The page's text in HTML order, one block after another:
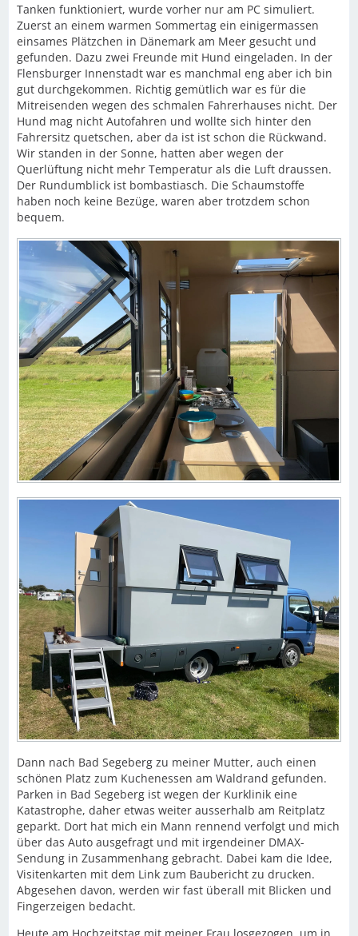
Tanken funktioniert, wurde vorher nur am PC simuliert.
Zuerst an einem warmen Sommertag ein einigermassen
einsames Plätzchen in Dänemark am Meer gesucht und
gefunden. Dazu zwei Freunde mit Hund eingeladen. In der
Flensburger Innenstadt war es manchmal eng aber ich bin
gut durchgekommen. Richtig gemütlich war es für die
Mitreisenden wegen des schmalen Fahrerhauses nicht. Der
Hund mag nicht Autofahren und wollte sich hinter den
Fahrersitz quetschen, aber da ist ist schon die Rückwand.
Wir standen in der Sonne, hatten aber wegen der
Querlüftung nicht mehr Temperatur als die Luft draussen.
Der Rundumblick ist bombastiasch. Die Schaumstoffe
haben noch keine Bezüge, waren aber trotzdem schon
bequem.
Dann nach Bad Segeberg zu meiner Mutter, auch einen
schönen Platz zum Kuchenessen am Waldrand gefunden.
Parken in Bad Segeberg ist wegen der Kurklinik eine
Katastrophe, daher etwas weiter ausserhalb am Reitplatz
geparkt. Dort hat mich ein Mann rennend verfolgt und mich
über das Auto ausgefragt und mit irgendeiner DMAX-
Sendung in Zusammenhang gebracht. Dabei kam die Idee,
Visitenkarten mit dem Link zum Baubericht zu drucken.
Abgesehen davon, werden wir fast überall mit Blicken und
Fingerzeigen bedacht.
Heute am Hochzeitstag mit meiner Frau losgezogen, um in